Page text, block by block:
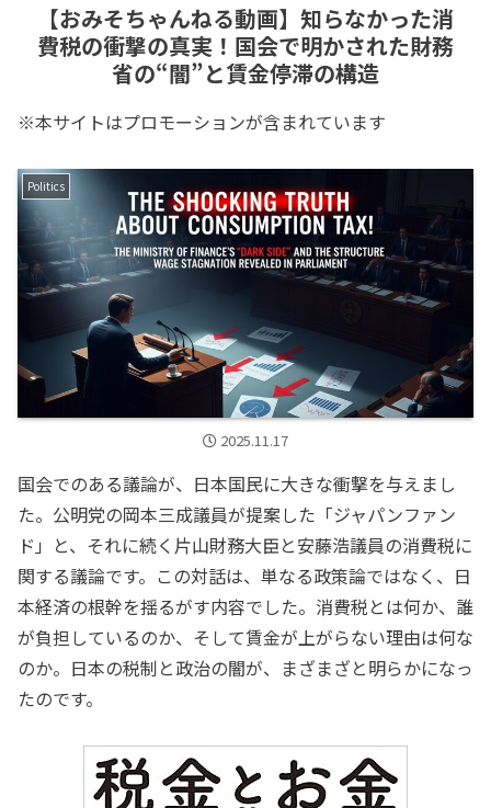
【おみそちゃんねる動画】知らなかった消
費税の衝撃の真実！国会で明かされた財務
省の“闇”と賃金停滞の構造
※本サイトはプロモーションが含まれています
Politics
2025.11.17
国会でのある議論が、日本国民に大きな衝撃を与えまし
た。公明党の岡本三成議員が提案した「ジャパンファン
ド」と、それに続く片山財務大臣と安藤浩議員の消費税に
関する議論です。この対話は、単なる政策論ではなく、日
本経済の根幹を揺るがす内容でした。消費税とは何か、誰
が負担しているのか、そして賃金が上がらない理由は何な
のか。日本の税制と政治の闇が、まざまざと明らかになっ
たのです。